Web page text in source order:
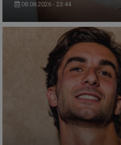
08.08.2026 - 23:44